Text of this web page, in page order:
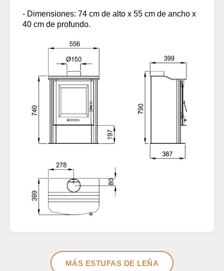
- Dimensiones: 74 cm de alto x 55 cm de ancho x
40 cm de profundo.
MÁS ESTUFAS DE LEÑA